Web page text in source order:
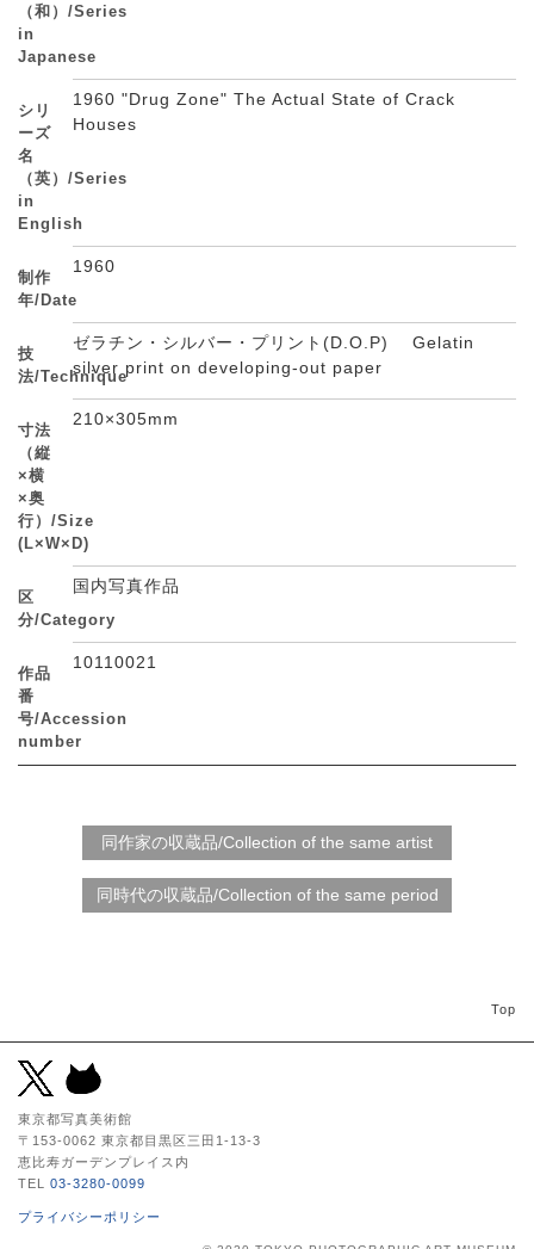
（和）/Series
in
Japanese
シリ
ーズ
名
（英）/Series
in
English
1960 "Drug Zone" The Actual State of Crack
Houses
制作
年/Date
1960
技
法/Technique
ゼラチン・シルバー・プリント(D.O.P) Gelatin
silver print on developing-out paper
寸法
（縦
×横
×奥
行）/Size
(L×W×D)
210×305mm
区
分/Category
国内写真作品
作品
番
号/Accession
number
10110021
Top
東京都写真美術館
〒153-0062 東京都目黒区三田1-13-3
恵比寿ガーデンプレイス内
TEL 03-3280-0099
プライバシーポリシー